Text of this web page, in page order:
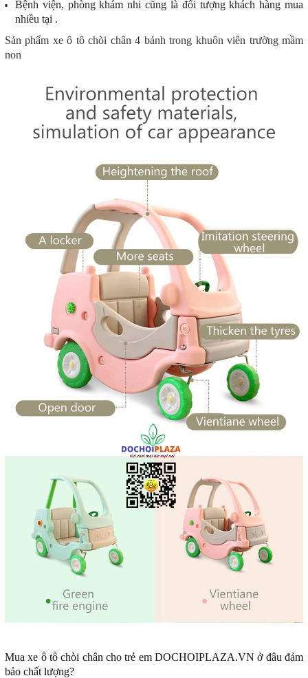
Bệnh viện, phòng khám nhi cũng là đối tượng khách hàng mua
nhiều tại .
Sản phẩm xe ô tô chòi chân 4 bánh trong khuôn viên trường mầm
non
Mua xe ô tô chòi chân cho trẻ em DOCHOIPLAZA.VN ở đâu đảm
bảo chất lượng?